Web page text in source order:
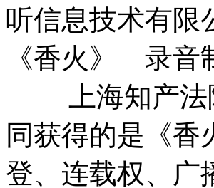
听信息技术有限
《香火》 录音
上海知产法院
同获得的是《
登、连载权、广